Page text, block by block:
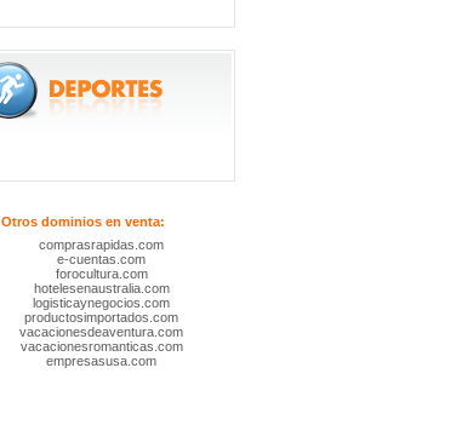
Otros dominios en venta:
comprasrapidas.com
e-cuentas.com
forocultura.com
hotelesenaustralia.com
logisticaynegocios.com
productosimportados.com
vacacionesdeaventura.com
vacacionesromanticas.com
empresasusa.com